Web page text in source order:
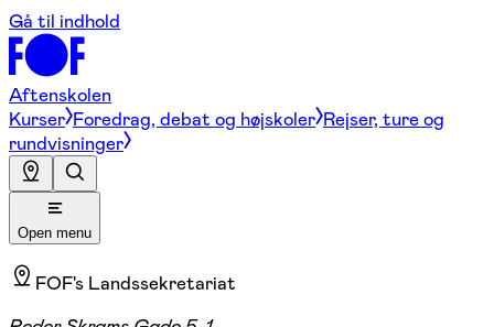
Gå til indhold
Aftenskolen
Kurser Foredrag, debat og højskoler Rejser, ture og
rundvisninger
Open menu
FOF's Landssekretariat